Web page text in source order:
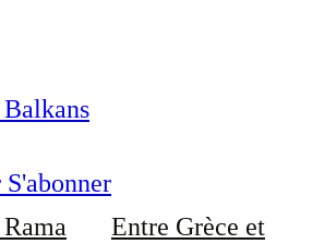
S'abonner
Entre Grèce et